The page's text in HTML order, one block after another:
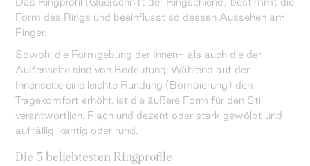
Form des Rings und beeinflusst so dessen Aussehen am
Finger.
Sowohl die Formgebung der Innen- als auch die der
Außenseite sind von Bedeutung: Während auf der
Innenseite eine leichte Rundung (Bombierung) den
Tragekomfort erhöht, ist die äußere Form für den Stil
verantwortlich. Flach und dezent oder stark gewölbt und
auffällig, kantig oder rund.
Die 5 beliebtesten Ringprofile